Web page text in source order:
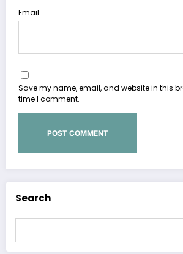
Email
Save my name, email, and website in this
time I comment.
Search